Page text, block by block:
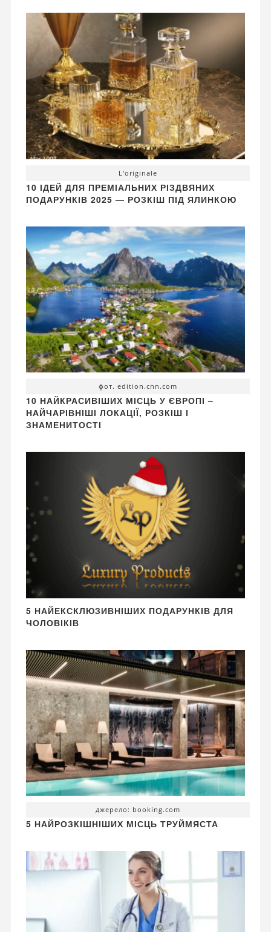
L'originale
10 ІДЕЙ ДЛЯ ПРЕМІАЛЬНИХ РІЗДВЯНИХ
ПОДАРУНКІВ 2025 — РОЗКІШ ПІД ЯЛИНКОЮ
фот. edition.cnn.com
10 НАЙКРАСИВІШИХ МІСЦЬ У ЄВРОПІ –
НАЙЧАРІВНІШІ ЛОКАЦІЇ, РОЗКІШ І
ЗНАМЕНИТОСТІ
5 НАЙЕКСКЛЮЗИВНІШИХ ПОДАРУНКІВ ДЛЯ
ЧОЛОВІКІВ
джерело: booking.com
5 НАЙРОЗКІШНІШИХ МІСЦЬ ТРУЙМЯСТА